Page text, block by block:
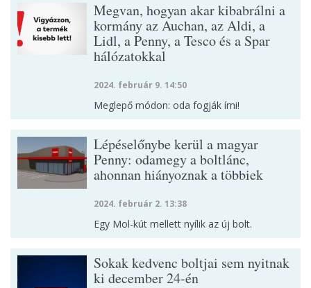
Megvan, hogyan akar kibabrálni a
kormány az Auchan, az Aldi, a
Lidl, a Penny, a Tesco és a Spar
hálózatokkal
2024. február 9. 14:50
Meglepő módon: oda fogják írni!
Lépéselőnybe kerül a magyar
Penny: odamegy a boltlánc,
ahonnan hiányoznak a többiek
2024. február 2. 13:38
Egy Mol-kút mellett nyílik az új bolt.
Sokak kedvenc boltjai sem nyitnak
ki december 24-én